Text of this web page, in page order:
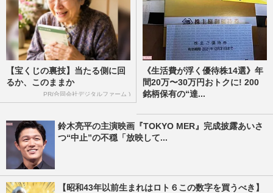
【宝くじの裏技】当たる側に回
るか、このままか
PR(合同会社デジタルファーム )
《生活費が浮く優待株14選》年
間20万〜30万円おトクに! 200
銘柄保有の“達...
鈴木亮平の主演映画『TOKYO MER』完成披露あいさ
つ“中止”の不穏「放映して...
【昭和43年以前生まれはロト６この数字を買うべき】